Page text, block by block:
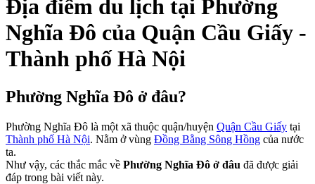
Địa điểm du lịch tại Phường
Nghĩa Đô của Quận Cầu Giấy -
Thành phố Hà Nội
Phường Nghĩa Đô ở đâu?
Phường Nghĩa Đô là một xã thuộc quận/huyện Quận Cầu Giấy tại
Thành phố Hà Nội. Nằm ở vùng Đồng Bằng Sông Hồng của nước
ta.
Như vậy, các thắc mắc về Phường Nghĩa Đô ở đâu đã được giải
đáp trong bài viết này.